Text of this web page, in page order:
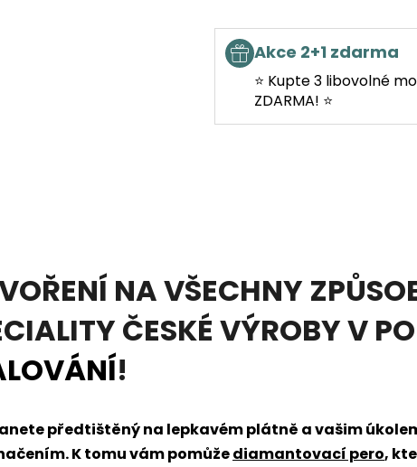
Akce 2+1 zdarma
⭐ Kupte 3 libovolné
ZDARMA! ⭐
NA VŠECHNY
ČESKÉ VÝROBY V
!
předtištěný na lepkavém plátně a vašim
K tomu vám pomůžediamantovací pero,